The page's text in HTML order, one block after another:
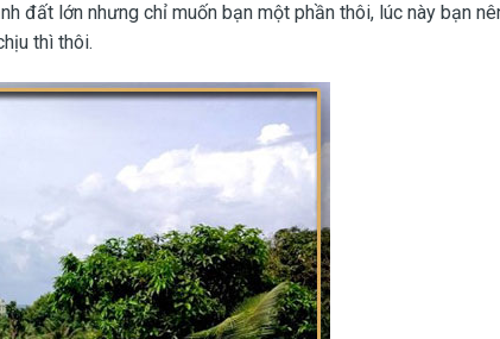
đất lớn nhưng chỉ muốn bạn một phần thôi, lúc này bạn
thì thôi.